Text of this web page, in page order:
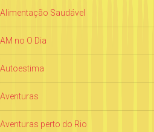
Alimentação Saudável
AM no O Dia
Autoestima
Aventuras
Aventuras perto do Rio